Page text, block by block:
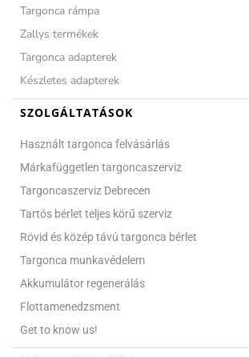
Targonca rámpa
Zallys termékek
Targonca adapterek
Készletes adapterek
SZOLGÁLTATÁSOK
Használt targonca felvásárlás
Márkafüggetlen targoncaszerviz
Targoncaszerviz Debrecen
Tartós bérlet teljes körű szerviz
Rövid és közép távú targonca bérlet
Targonca munkavédelem
Akkumulátor regenerálás
Flottamenedzsment
Get to know us!